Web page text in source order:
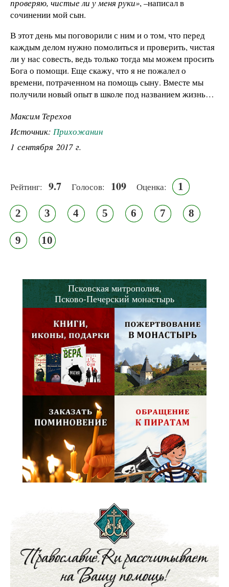
проверяю, чистые ли у меня руки», –написал в
сочинении мой сын.
В этот день мы поговорили с ним и о том, что перед
каждым делом нужно помолиться и проверить, чистая
ли у нас совесть, ведь только тогда мы можем просить
Бога о помощи. Еще скажу, что я не пожалел о
времени, потраченном на помощь сыну. Вместе мы
получили новый опыт в школе под названием жизнь…
Максим Терехов
Источник: Прихожанин
1 сентября 2017 г.
Рейтинг: 9.7 Голосов: 109 Оценка: 1
2 3 4 5 6 7 8
9 10
Псковская митрополия,
Псково-Печерский монастырь